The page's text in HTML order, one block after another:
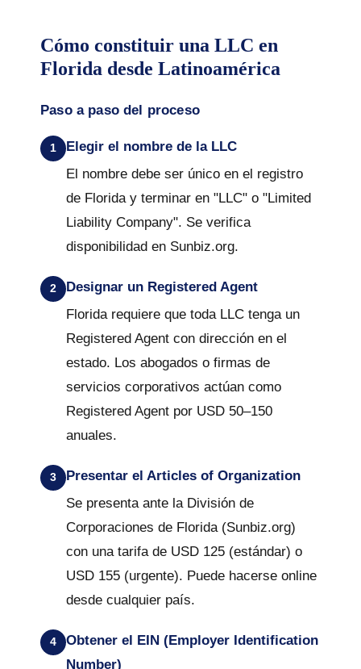
Cómo constituir una LLC en
Florida desde Latinoamérica
Paso a paso del proceso
Elegir el nombre de la LLC
El nombre debe ser único en el registro
de Florida y terminar en "LLC" o "Limited
Liability Company". Se verifica
disponibilidad en Sunbiz.org.
Designar un Registered Agent
Florida requiere que toda LLC tenga un
Registered Agent con dirección en el
estado. Los abogados o firmas de
servicios corporativos actúan como
Registered Agent por USD 50–150
anuales.
Presentar el Articles of Organization
Se presenta ante la División de
Corporaciones de Florida (Sunbiz.org)
con una tarifa de USD 125 (estándar) o
USD 155 (urgente). Puede hacerse online
desde cualquier país.
Obtener el EIN (Employer Identification
Number)